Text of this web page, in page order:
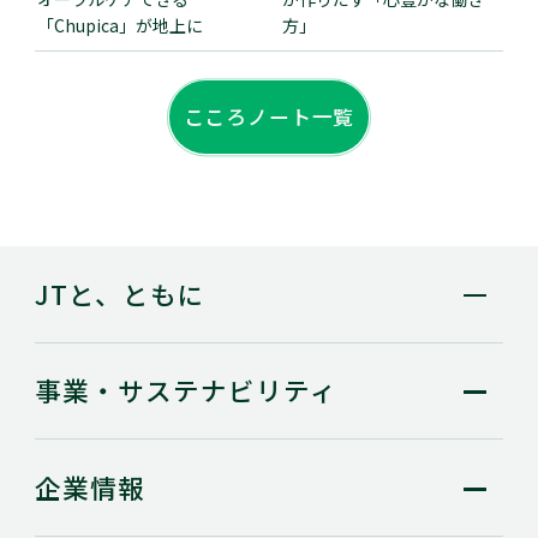
「Chupica」が地上に
方」
こころノート一覧
JTと、ともに
事業・ サステナビリティ
企業情報